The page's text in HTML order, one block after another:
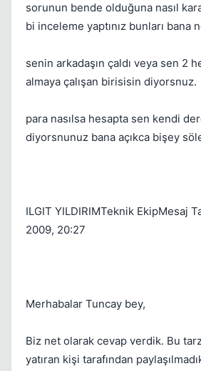
sorunun bende olduğuna nasıl
bi inceleme yaptınız bunları bana
senin arkadaşın çaldı veya sen 2
almaya çalışan birisisin diyorsnuz.
para nasılsa hesapta sen kendi
diyorsnunuz bana açıkca bişey
ILGIT YILDIRIMTeknik EkipMesaj
2009, 20:27
Merhabalar Tuncay bey,
Biz net olarak cevap verdik. Bu
yatıran kişi tarafından